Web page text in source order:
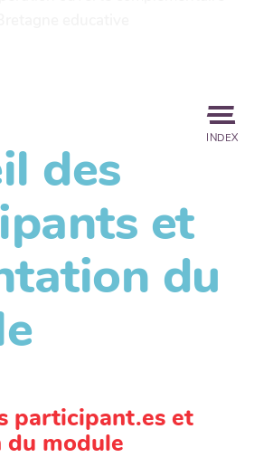
INDEX
des
et
du
participant.es et
module